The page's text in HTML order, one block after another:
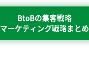
BtoBの集客戦略
マーケティング戦略まとめ